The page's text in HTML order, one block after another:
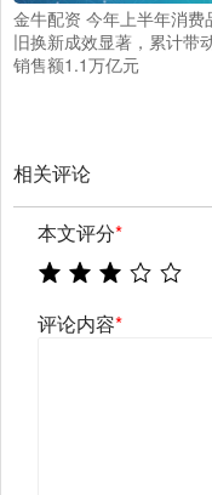
金牛配资 今年上半年消费
旧换新成效显著，累计带
销售额1.1万亿元
相关评论
本文评分*
评论内容*